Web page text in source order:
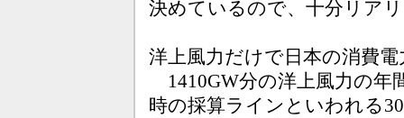
決めているので、十分リア
洋上風力だけで日本の消費
1410GW分の洋上風力の年
時の採算ラインといわれる